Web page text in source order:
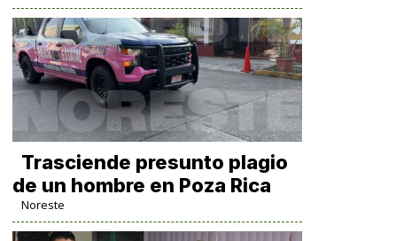
Trasciende presunto plagio
de un hombre en Poza Rica
Noreste